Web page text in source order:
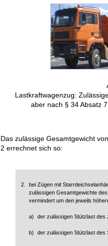
Lastkraftwagenzug:
aber nach § 34 Absatz
Das zulässige Gesamtgewicht
2 errechnet sich so:
2.
bei Zügen mit
zulässigen Gesamtgewichte
vermindert um den jeweils
a) der zulässigen Stützlast des
b) der zulässigen Stützlast des